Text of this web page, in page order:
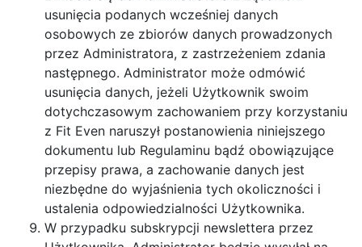
usunięcia podanych wcześniej danych
osobowych ze zbiorów danych prowadzonych
przez Administratora, z zastrzeżeniem zdania
następnego. Administrator może odmówić
usunięcia danych, jeżeli Użytkownik swoim
dotychczasowym zachowaniem przy korzystaniu
z Fit Even naruszył postanowienia niniejszego
dokumentu lub Regulaminu bądź obowiązujące
przepisy prawa, a zachowanie danych jest
niezbędne do wyjaśnienia tych okoliczności i
ustalenia odpowiedzialności Użytkownika.
W przypadku subskrypcji newslettera przez